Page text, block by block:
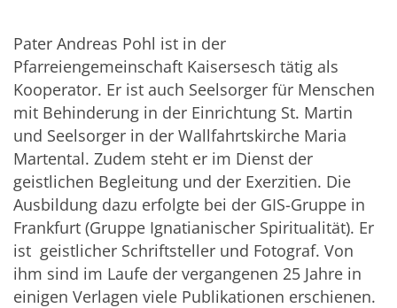
Pater Andreas Pohl ist in der
Pfarreiengemeinschaft Kaisersesch tätig als
Kooperator. Er ist auch Seelsorger für Menschen
mit Behinderung in der Einrichtung St. Martin
und Seelsorger in der Wallfahrtskirche Maria
Martental. Zudem steht er im Dienst der
geistlichen Begleitung und der Exerzitien. Die
Ausbildung dazu erfolgte bei der GIS-Gruppe in
Frankfurt (Gruppe Ignatianischer Spiritualität). Er
ist geistlicher Schriftsteller und Fotograf. Von
ihm sind im Laufe der vergangenen 25 Jahre in
einigen Verlagen viele Publikationen erschienen.